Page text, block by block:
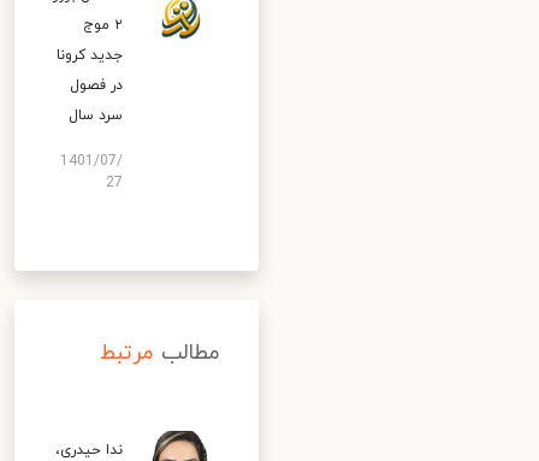
۲ موج
جدید کرونا
در فصول
سرد سال
1401/07/
27
مطالب مرتبط
ندا حیدری،